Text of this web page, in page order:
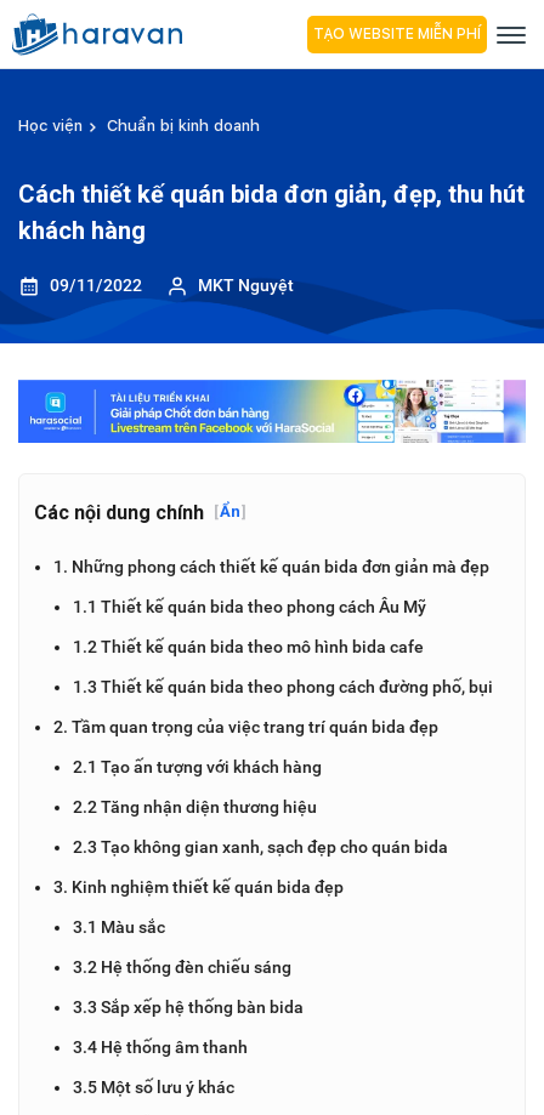
TẠO WEBSITE MIỄN PHÍ
Học viện Chuẩn bị kinh doanh
Cách thiết kế quán bida đơn giản, đẹp, thu hút
khách hàng
09/11/2022 MKT Nguyệt
Các nội dung chính [Ẩn]
1. Những phong cách thiết kế quán bida đơn giản mà đẹp
1.1 Thiết kế quán bida theo phong cách Âu Mỹ
1.2 Thiết kế quán bida theo mô hình bida cafe
1.3 Thiết kế quán bida theo phong cách đường phố, bụi
2. Tầm quan trọng của việc trang trí quán bida đẹp
2.1 Tạo ấn tượng với khách hàng
2.2 Tăng nhận diện thương hiệu
2.3 Tạo không gian xanh, sạch đẹp cho quán bida
3. Kinh nghiệm thiết kế quán bida đẹp
3.1 Màu sắc
3.2 Hệ thống đèn chiếu sáng
3.3 Sắp xếp hệ thống bàn bida
3.4 Hệ thống âm thanh
3.5 Một số lưu ý khác